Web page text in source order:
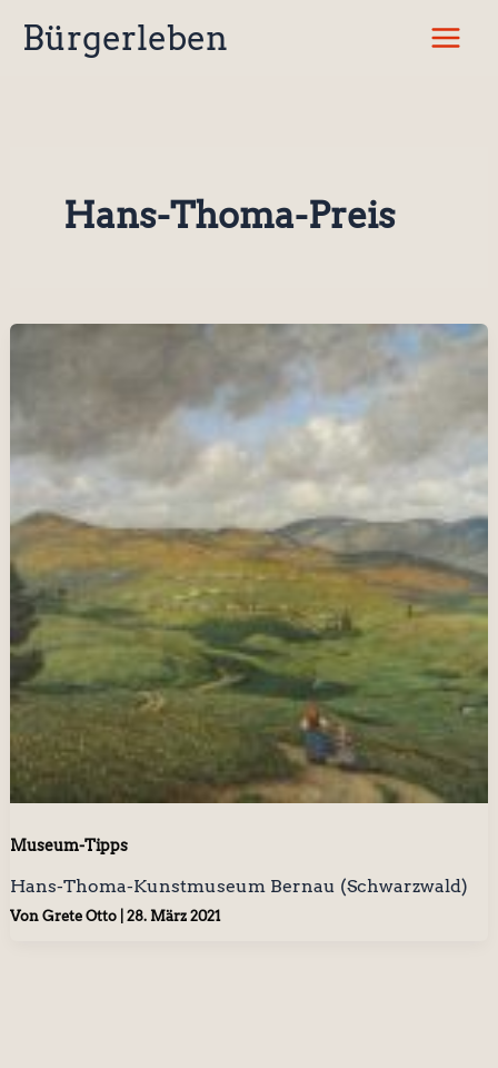
InhaltBürgerleben
Hans-Thoma-Preis
Museum-Tipps
Hans-Thoma-Kunstmuseum Bernau (Schwarzwald)
Von Grete Otto 28. März 2021